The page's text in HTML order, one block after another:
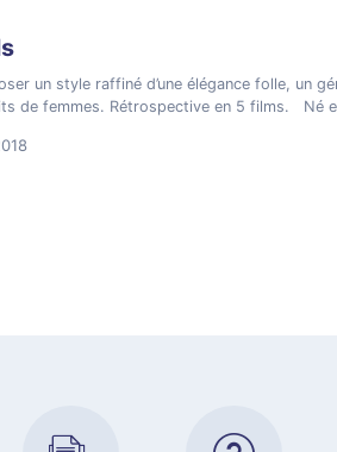
un style raffiné d’une élégance folle, un
de femmes. Rétrospective en 5 films. Né